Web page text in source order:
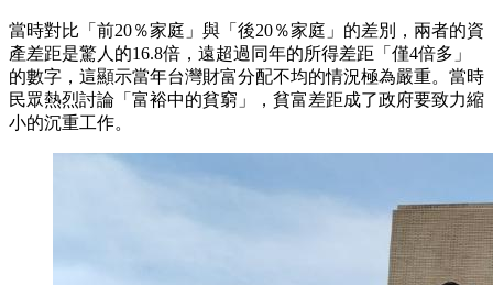
當時對比「前20％家庭」與「後20％家庭」的差別，兩者的資
產差距是驚人的16.8倍，遠超過同年的所得差距「僅4倍多」
的數字，這顯示當年台灣財富分配不均的情況極為嚴重。當時
民眾熱烈討論「富裕中的貧窮」，貧富差距成了政府要致力縮
小的沉重工作。